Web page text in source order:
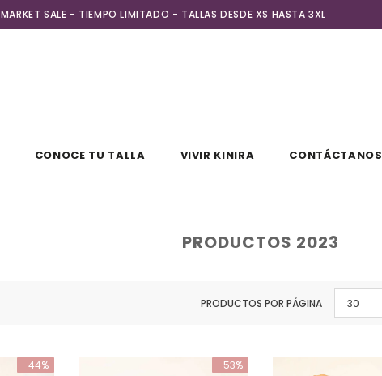
MARKET SALE - TIEMPO LIMITADO - TALLAS DESDE XS HASTA 3XL
CONOCE TU TALLA VIVIR KINIRA CONTÁCTANOS
PRODUCTOS 2023
PRODUCTOS POR PÁGINA 30
-44% -53%